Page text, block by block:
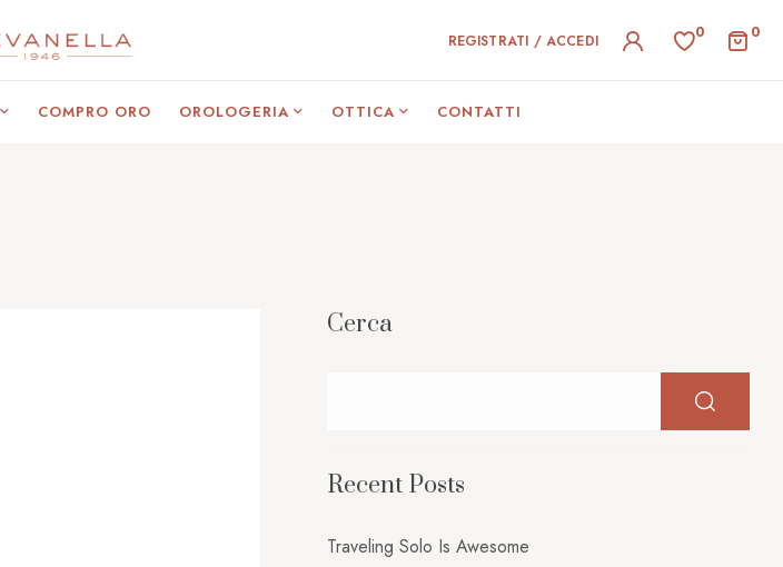
REGISTRATI / ACCEDI 0 0
COMPRO ORO OROLOGERIA OTTICA CONTATTI
Cerca
Recent Posts
Traveling Solo Is Awesome